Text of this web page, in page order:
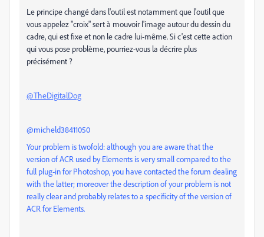
Le principe changé dans l'outil est notamment que l'outil que
vous appelez "croix" sert à mouvoir l'image autour du dessin du
cadre, qui est fixe et non le cadre lui-même. Si c'est cette action
qui vous pose problème, pourriez-vous la décrire plus
précisément ?
@TheDigitalDog
@micheld38411050
Your problem is twofold: although you are aware that the
version of ACR used by Elements is very small compared to the
full plug-in for Photoshop, you have contacted the forum dealing
with the latter; moreover the description of your problem is not
really clear and probably relates to a specificity of the version of
ACR for Elements.